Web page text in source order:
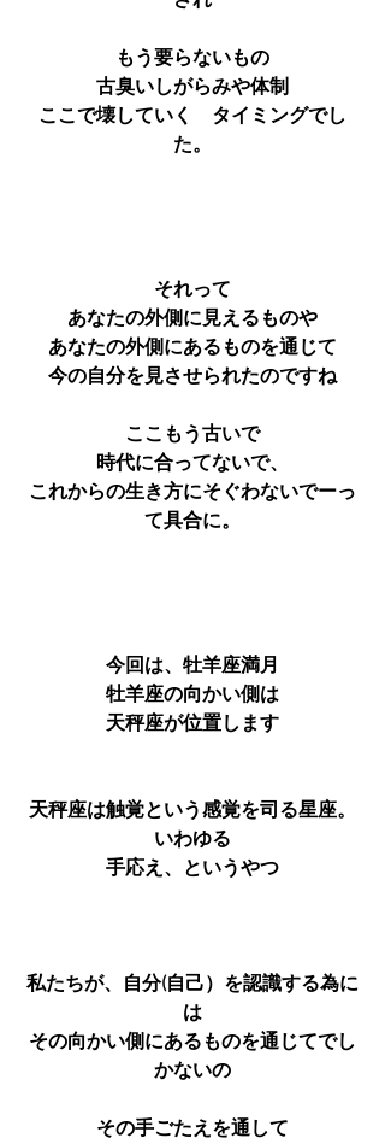
もう要らないもの
古臭いしがらみや体制
ここで壊していく　タイミングでし
た。
それって
あなたの外側に見えるものや
あなたの外側にあるものを通じて
今の自分を見させられたのですね
ここもう古いで
時代に合ってないで、
これからの生き方にそぐわないでーっ
て具合に。
今回は、牡羊座満月
牡羊座の向かい側は
天秤座が位置します
天秤座は触覚という感覚を司る星座。
いわゆる
手応え、というやつ
私たちが、自分(自己）を認識する為に
は
その向かい側にあるものを通じてでし
かないの
その手ごたえを通して